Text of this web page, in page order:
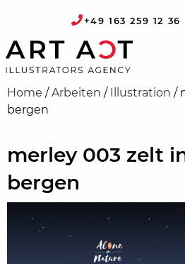
+49 163 259 12 36
Home /Arbeiten / Illustration /
bergen
merley 003 zelt
bergen